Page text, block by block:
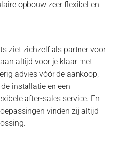
opbouw zeer flexibel en
ziet zichzelf als partner voor
altijd voor je klaar met
advies vóór de aankoop,
installatie en een
after-sales service. En
vinden zij altijd